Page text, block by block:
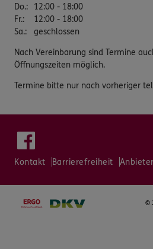
Do.:
12:00 - 18:00
Fr.:
12:00 - 18:00
Sa.: geschlossen
Nach Vereinbarung sind Termine
Öffnungszeiten möglich.
Termine bitte nur nach vorheriger
Kontakt Barrierefreiheit Anbieter
©